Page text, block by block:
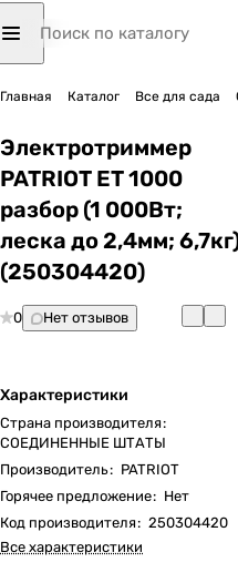
Главная Каталог Все для сада
Электротриммер
PATRIOT ET 1000
разбор (1 000Вт;
леска до 2,4мм;
(250304420)
0 Нет отзывов
Характеристики
Страна производителя:
СОЕДИНЕННЫЕ ШТАТЫ
Производитель: PATRIOT
Горячее предложение: Нет
Код производителя: 250304420
Все характеристики